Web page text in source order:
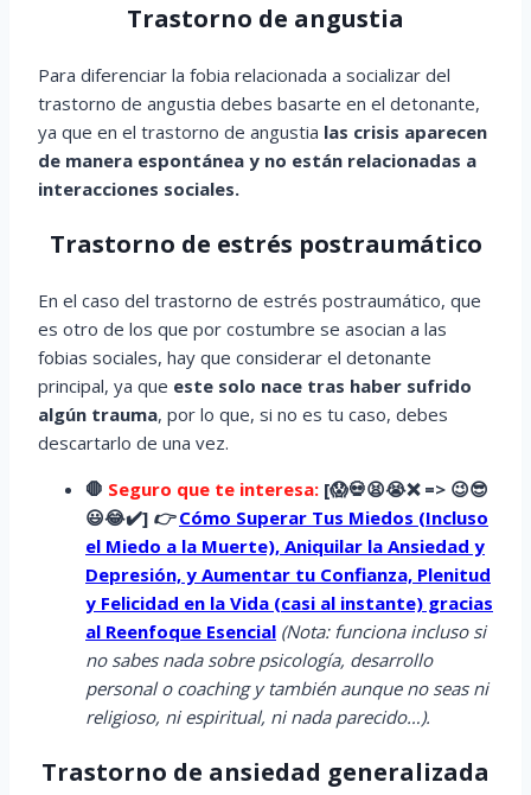
Trastorno de angustia
Para diferenciar la fobia relacionada a socializar del
trastorno de angustia debes basarte en el detonante,
ya que en el trastorno de angustia las crisis aparecen
de manera espontánea y no están relacionadas a
interacciones sociales.
Trastorno de estrés postraumático
En el caso del trastorno de estrés postraumático, que
es otro de los que por costumbre se asocian a las
fobias sociales, hay que considerar el detonante
principal, ya que este solo nace tras haber sufrido
algún trauma, por lo que, si no es tu caso, debes
descartarlo de una vez.
🛑 Seguro que te interesa: [😱💀😫😭❌ => 😉😎
😃😂✔️] 👉 Cómo Superar Tus Miedos (Incluso
el Miedo a la Muerte), Aniquilar la Ansiedad y
Depresión, y Aumentar tu Confianza, Plenitud
y Felicidad en la Vida (casi al instante) gracias
al Reenfoque Esencial (Nota: funciona incluso si
no sabes nada sobre psicología, desarrollo
personal o coaching y también aunque no seas ni
religioso, ni espiritual, ni nada parecido…).
Trastorno de ansiedad generalizada